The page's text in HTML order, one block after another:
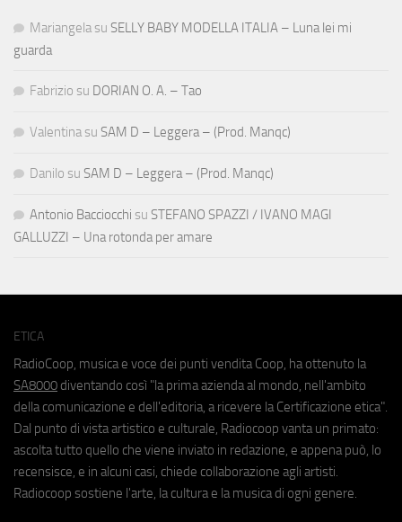
Mariangela su SELLY BABY MODELLA ITALIA – Luna lei mi
guarda
Fabrizio su DORIAN O. A. – Tao
Valentina su SAM D – Leggera – (Prod. Manqc)
Danilo su SAM D – Leggera – (Prod. Manqc)
Antonio Bacciocchi su STEFANO SPAZZI / IVANO MAGI
GALLUZZI – Una rotonda per amare
ETICA
RadioCoop, musica e voce dei punti vendita Coop, ha ottenuto la
SA8000 diventando così "la prima azienda al mondo, nell'ambito
della comunicazione e dell'editoria, a ricevere la Certificazione etica".
Dal punto di vista artistico e culturale, Radiocoop vanta un primato:
ascolta tutto quello che viene inviato in redazione, e appena può, lo
recensisce, e in alcuni casi, chiede collaborazione agli artisti.
Radiocoop sostiene l'arte, la cultura e la musica di ogni genere.